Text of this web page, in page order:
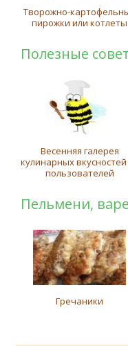
Творожно-
пирожки или котлеты
Полезные
Весенняя галерея
кулинарных
пользователей
Пельмени,
Гречаники